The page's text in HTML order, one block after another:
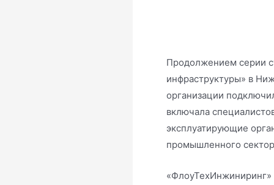
Продолжением серии
инфраструктуры» в
организации
включала
эксплуатирующие
промышленного